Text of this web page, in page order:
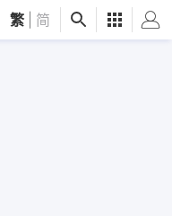
繁 简